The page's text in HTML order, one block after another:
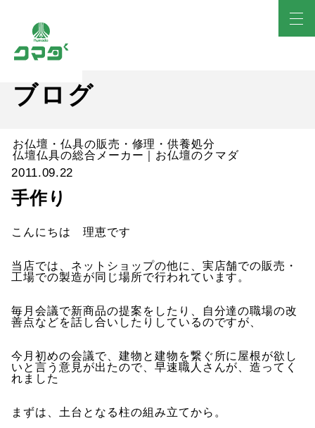
ブログ
お仏壇・仏具の販売・修理・供養処分
仏壇仏具の総合メーカー｜お仏壇のクマダ
2011.09.22
手作り
こんにちは 理恵です
当店では、ネットショップの他に、実店舗での販売・
工場での製造が同じ場所で行われています。
毎月会議で新商品の提案をしたり、自分達の職場の改
善点などを話し合いしたりしているのですが、
今月初めの会議で、建物と建物を繋ぐ所に屋根が欲し
いと言う意見が出たので、早速職人さんが、造ってく
れました
まずは、土台となる柱の組み立てから。